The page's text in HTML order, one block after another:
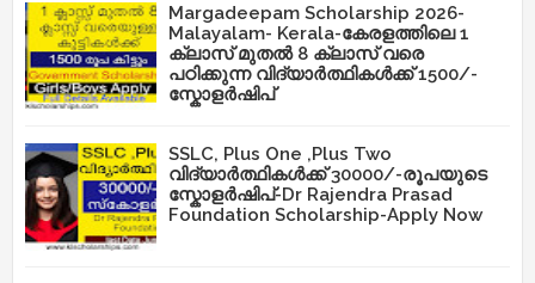
Margadeepam Scholarship 2026-
Malayalam- Kerala-കേരളത്തിലെ 1
ക്ലാസ് മുതൽ 8 ക്ലാസ് വരെ
പഠിക്കുന്ന വിദ്യാർത്ഥികൾക്ക് 1500/-
സ്കോളർഷിപ്
SSLC, Plus One ,Plus Two
വിദ്യാർത്ഥികൾക്ക് 30000/-രൂപയുടെ
സ്കോളർഷിപ്-Dr Rajendra Prasad
Foundation Scholarship-Apply Now